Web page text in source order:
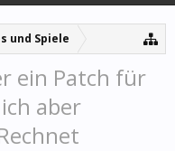
und Spiele
ein Patch für
aber